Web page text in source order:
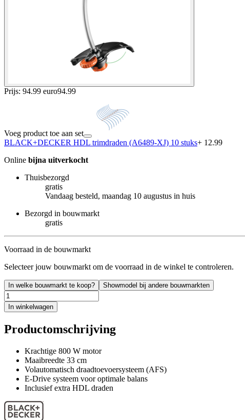
Prijs: 94.99 euro94.99
Voeg product toe aan set
BLACK+DECKER HDL trimdraden (A6489-XJ) 10 stuks+ 12.99
Online bijna uitverkocht
Thuisbezorgd
gratis
Vandaag besteld, maandag 10 augustus in huis
Bezorgd in bouwmarkt
gratis
Voorraad in de bouwmarkt
Selecteer jouw bouwmarkt om de voorraad in de winkel te controleren.
In welke bouwmarkt te koop? Showmodel bij andere bouwmarkten
In winkelwagen
Productomschrijving
Krachtige 800 W motor
Maaibreedte 33 cm
Volautomatisch draadtoevoersysteem (AFS)
E-Drive systeem voor optimale balans
Inclusief extra HDL draden